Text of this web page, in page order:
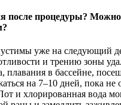
после процедуры?
уже на следующий
и трению зоны
плавания в бассейне,
на 7–10 дней, пока не
и хлорированная вода